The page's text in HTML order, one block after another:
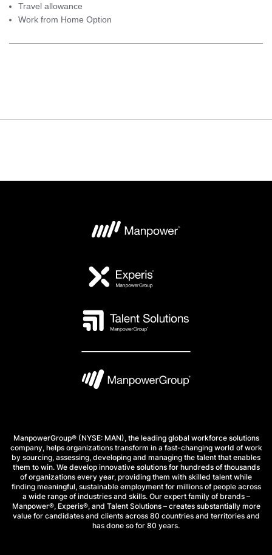
Travel allowance
Work from Home Option
ManpowerGroup® (NYSE: MAN), the leading global workforce solutions
company, helps organizations transform in a fast-changing world of work
by sourcing, assessing, developing and managing the talent that enables
them to win. We develop innovative solutions for hundreds of thousands
of organizations every year, providing them with skilled talent while
finding meaningful, sustainable employment for millions of people across
a wide range of industries and skills. Our expert family of brands –
Manpower®, Experis®, and Talent Solutions – creates substantially more
value for candidates and clients across 80 countries and territories and
has done so for 80 years.